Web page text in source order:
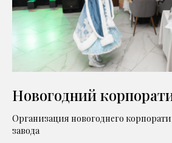
Новогодний
Организация новогоднего
завода